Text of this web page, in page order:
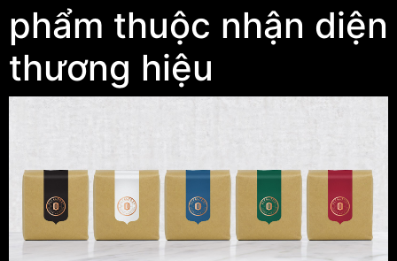
phẩm thuộc nhận diện
thương hiệu